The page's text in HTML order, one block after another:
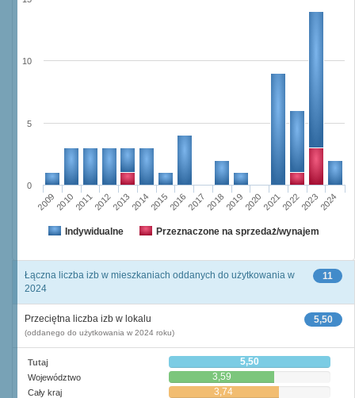
Indywidualne Przeznaczone na sprzedaż/wynajem
2009201020112012201320142015201620172018201920202021202220232024
0
5
10
11
Łączna liczba izb w mieszkaniach oddanych do użytkowania w
2024
5,50
Przeciętna liczba izb w lokalu
(oddanego do użytkowania w 2024 roku)
Tutaj 5,50
Województwo 3,59
Cały kraj 3,74